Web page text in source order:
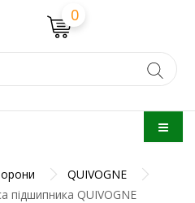
0
QUIVOGNE
підшипника QUIVOGNE